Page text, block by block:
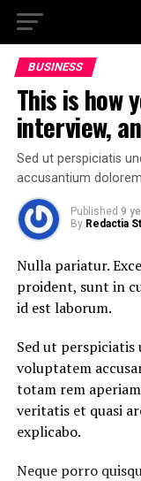
BUSINESS
This is how
interview,
Sed ut perspiciatis
accusantium
Published 9
By Redactia
Nulla pariatur.
proident, sunt in
id est laborum.
Sed ut
voluptatem
totam rem
veritatis et quasi
explicabo.
Neque porro